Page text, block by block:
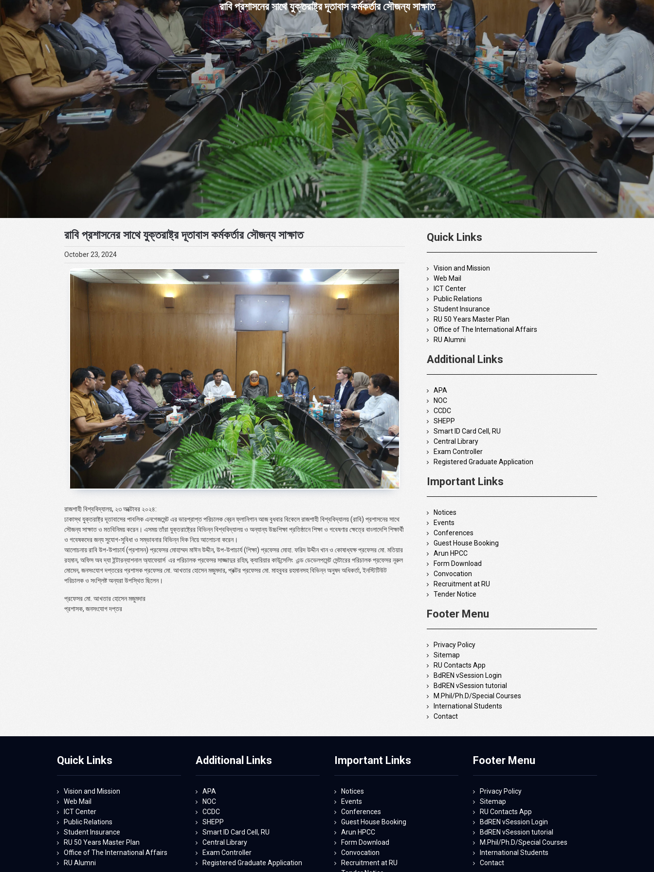
রাবি প্রশাসনের সাথে যুক্তরাষ্ট্র দূতাবাস কর্মকর্তার সৌজন্য সাক্ষাত
রাবি প্রশাসনের সাথে যুক্তরাষ্ট্র দূতাবাস কর্মকর্তার সৌজন্য সাক্ষাত
October 23, 2024
রাজশাহী বিশ্ববিদ্যালয়, ২৩ অক্টোবর ২০২৪:
ঢাকাস্থ যুক্তরাষ্ট্র দূতাবাসের পাবলিক এনগেজমেন্ট এর ভারপ্রাপ্ত পরিচালক ব্রেন ফ্লানিগান আজ বুধবার বিকেলে রাজশাহী বিশ্ববিদ্যালয় (রাবি) প্রশাসনের সাথে
সৌজন্য সাক্ষাত ও মতবিনিময় করেন। এসময় তাঁরা যুক্তরাষ্ট্রের বিভিন্ন বিশ্ববিদ্যালয় ও অন্যান্য উচ্চশিক্ষা প্রতিষ্ঠানে শিক্ষা ও গবেষণার ক্ষেত্রে বাংলাদেশি শিক্ষার্থী
ও গবেষকদের জন্য সুযোগ-সুবিধা ও সম্ভাবনার বিভিন্ন দিক নিয়ে আলোচনা করেন।
আলোচনায় রাবি উপ-উপাচার্য (প্রশাসন) প্রফেসর মোহাম্মদ মাঈন উদ্দীন, উপ-উপাচার্য (শিক্ষা) প্রফেসর মোহা. ফরিদ উদ্দীন খান ও কোষাধ্যক্ষ প্রফেসর মো. মতিয়ার
রহমান, অফিস অব দ্যা ইন্টারন্যাশনাল অ্যাফেয়ার্স এর পরিচালক প্রফেসর সাজ্জাদুর রহিম, ক্যারিয়ার কাউন্সেলিং এন্ড ডেভেলপমেন্ট সেন্টারের পরিচালক প্রফেসর নূরুল
মোমেন, জনসংযোগ দপ্তরের প্রশাসক প্রফেসর মো. আখতার হোসেন মজুমদার, প্রক্টর প্রফেসর মো. মাহবুবর রহমানসহ বিভিন্ন অনুষদ অধিকর্তা, ইনস্টিটিউট
পরিচালক ও সংশ্লিষ্ট অন্যরা উপস্থিত ছিলেন।
প্রফেসর মো. আখতার হোসেন মজুমদার
প্রশাসক, জনসংযোগ দপ্তর
Quick Links
Vision and Mission
Web Mail
ICT Center
Public Relations
Student Insurance
RU 50 Years Master Plan
Office of The International Affairs
RU Alumni
Additional Links
APA
NOC
CCDC
SHEPP
Smart ID Card Cell, RU
Central Library
Exam Controller
Registered Graduate Application
Important Links
Notices
Events
Conferences
Guest House Booking
Arun HPCC
Form Download
Convocation
Recruitment at RU
Tender Notice
Footer Menu
Privacy Policy
Sitemap
RU Contacts App
BdREN vSession Login
BdREN vSession tutorial
M.Phil/Ph.D/Special Courses
International Students
Contact
Quick Links
Vision and Mission
Web Mail
ICT Center
Public Relations
Student Insurance
RU 50 Years Master Plan
Office of The International Affairs
RU Alumni
Additional Links
APA
NOC
CCDC
SHEPP
Smart ID Card Cell, RU
Central Library
Exam Controller
Registered Graduate Application
Important Links
Notices
Events
Conferences
Guest House Booking
Arun HPCC
Form Download
Convocation
Recruitment at RU
Footer Menu
Privacy Policy
Sitemap
RU Contacts App
BdREN vSession Login
BdREN vSession tutorial
M.Phil/Ph.D/Special Courses
International Students
Contact